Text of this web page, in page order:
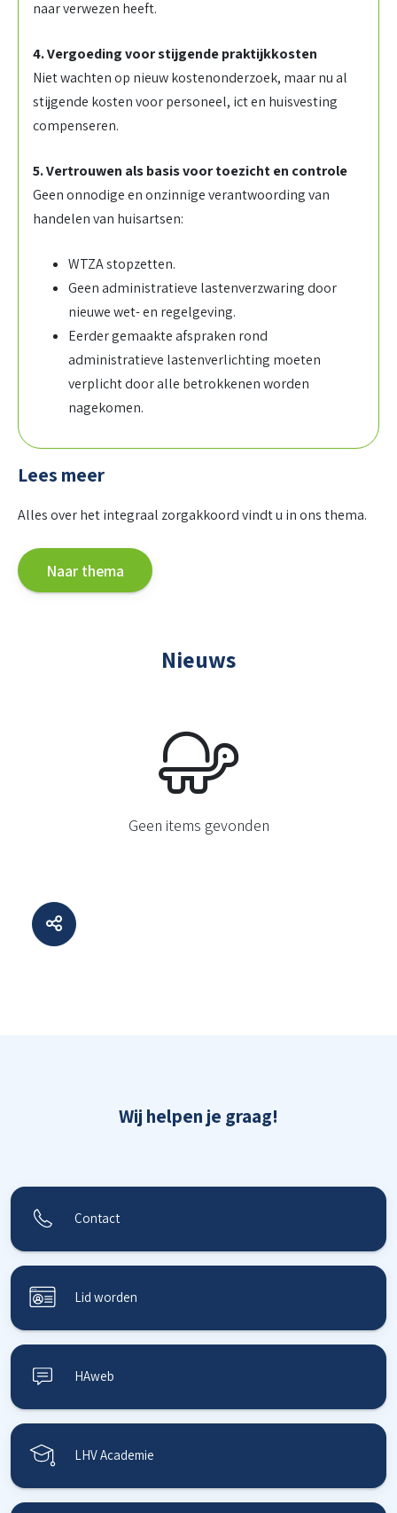
naar verwezen heeft.
4. Vergoeding voor stijgende praktijkkosten
Niet wachten op nieuw kostenonderzoek, maar nu al
stijgende kosten voor personeel, ict en huisvesting
compenseren.
5. Vertrouwen als basis voor toezicht en controle
Geen onnodige en onzinnige verantwoording van
handelen van huisartsen:
WTZA stopzetten.
Geen administratieve lastenverzwaring door
nieuwe wet- en regelgeving.
Eerder gemaakte afspraken rond
administratieve lastenverlichting moeten
verplicht door alle betrokkenen worden
nagekomen.
Lees meer
Alles over het integraal zorgakkoord vindt u in ons thema.
Naar thema
Nieuws
Geen items gevonden
Wij helpen je graag!
Contact
Lid worden
HAweb
LHV Academie